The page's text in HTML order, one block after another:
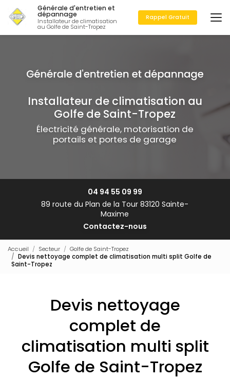
au
contenu
principal
Générale d'entretien et
dépannage
Installateur de climatisation
au Golfe de Saint-Tropez
Rappel Gratuit
Installateur de climatisation au
Golfe de Saint-Tropez
Électricité générale, motorisation de
portails et portes de garage
04 94 55 09 99
89 route du Plan de la Tour 83120 Sainte-
Maxime
Contactez-nous
Accueil Secteur
Golfe de Saint-Tropez
Devis nettoyage complet de climatisation multi split Golfe de
Saint-Tropez
Devis nettoyage
complet de
climatisation multi split
Golfe de Saint-Tropez